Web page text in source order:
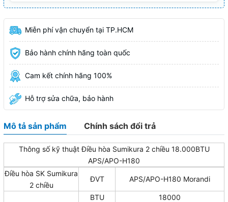
Miễn phí vận chuyển tại TP.HCM
Bảo hành chính hãng toàn quốc
Cam kết chính hãng 100%
Hỗ trợ sửa chữa, bảo hành
Mô tả sản phẩm Chính sách đổi trả
Thông số kỹ thuật Điều hòa Sumikura 2 chiều 18.000BTU
APS/APO-H180
Điều hòa SK Sumikura
2 chiều
ĐVT APS/APO-H180 Morandi
BTU
18000